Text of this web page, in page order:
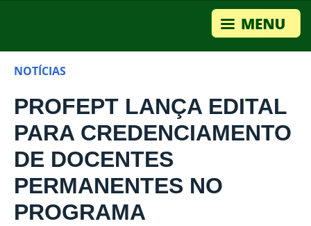
NOTÍCIAS
PROFEPT LANÇA EDITAL
PARA CREDENCIAMENTO
DE DOCENTES
PERMANENTES NO
PROGRAMA